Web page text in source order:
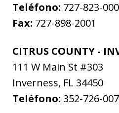
Teléfono: 727-823-
Fax: 727-898-2001
CITRUS COUNTY -
111 W Main St #303
Inverness, FL 34450
Teléfono: 352-726-